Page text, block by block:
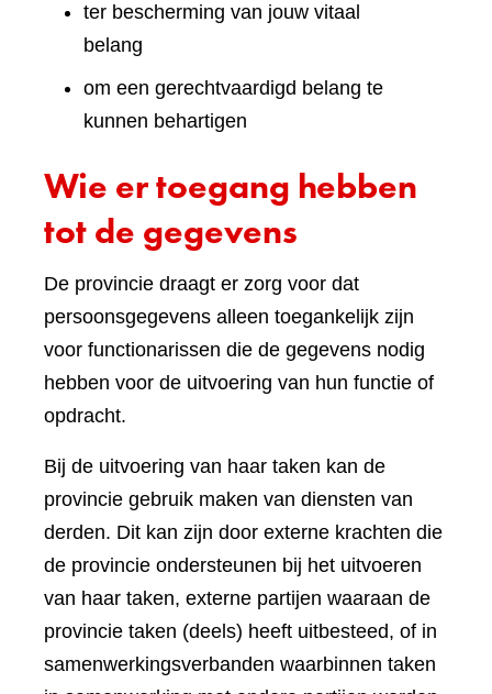
ter bescherming van jouw vitaal
belang
om een gerechtvaardigd belang te
kunnen behartigen
Wie er toegang hebben
tot de gegevens
De provincie draagt er zorg voor dat
persoonsgegevens alleen toegankelijk zijn
voor functionarissen die de gegevens nodig
hebben voor de uitvoering van hun functie of
opdracht.
Bij de uitvoering van haar taken kan de
provincie gebruik maken van diensten van
derden. Dit kan zijn door externe krachten die
de provincie ondersteunen bij het uitvoeren
van haar taken, externe partijen waaraan de
provincie taken (deels) heeft uitbesteed, of in
samenwerkingsverbanden waarbinnen taken